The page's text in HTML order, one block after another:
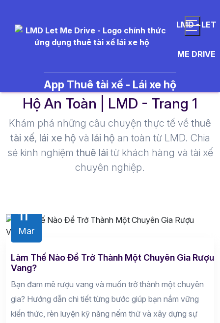
LMD - LET
ME DRIVE
App Thuê tài xế - Lái xe hộ
sommelier - Thuê Tài Xế Lái Xe
Hộ An Toàn | LMD - Trang 1​
Khám phá những câu chuyện thực tế về thuê
tài xế, lái xe hộ và lái hộ an toàn từ LMD. Chia
sẻ kinh nghiệm thuê lái từ khách hàng và tài xế
chuyên nghiệp.
11
Mar
Làm Thế Nào Để Trở Thành Một Chuyên Gia Rượu
Vang?
Bạn đam mê rượu vang và muốn trở thành một chuyên
gia? Hướng dẫn chi tiết từng bước giúp bạn nắm vững
kiến thức, rèn luyện kỹ năng nếm thử và xây dựng sự